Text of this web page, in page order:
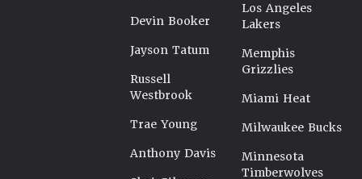
Devin Booker
Jayson Tatum
Russell
Westbrook
Trae Young
Anthony Davis
Los Angeles
Lakers
Memphis
Grizzlies
Miami Heat
Milwaukee Bucks
Minnesota
Timberwolves